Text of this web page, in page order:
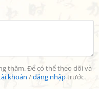
thăm. Để có thể theo dõi và
khoản /đăng nhậptrước.